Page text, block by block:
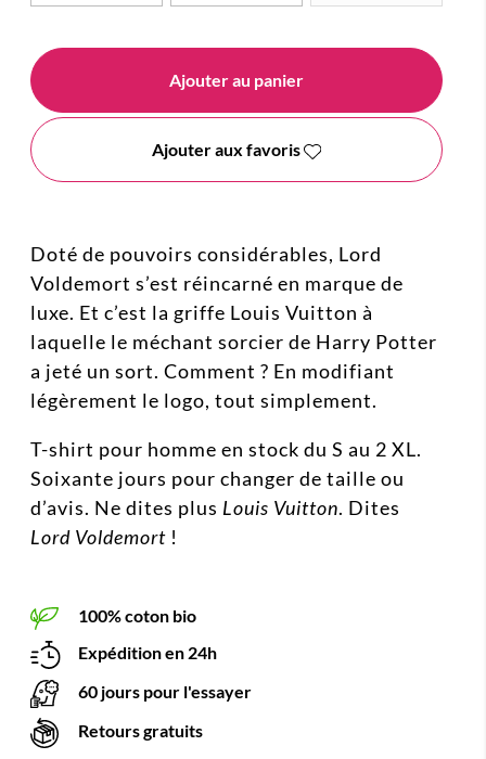
Ajouter au panier
Ajouter aux favoris
Doté de pouvoirs considérables, Lord
Voldemort s’est réincarné en marque de
luxe. Et c’est la griffe Louis Vuitton à
laquelle le méchant sorcier de Harry Potter
a jeté un sort. Comment ? En modifiant
légèrement le logo, tout simplement.
T-shirt pour homme en stock du S au 2 XL.
Soixante jours pour changer de taille ou
d’avis. Ne dites plus Louis Vuitton. Dites
Lord Voldemort !
100% coton bio
Expédition en 24h
60 jours pour l'essayer
Retours gratuits